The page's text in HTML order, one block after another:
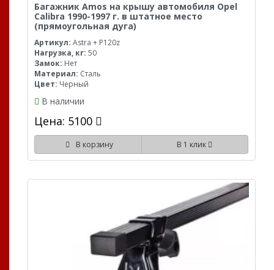
Багажник Amos на крышу автомобиля Opel
Calibra 1990-1997 г. в штатное место
(прямоугольная дуга)
Артикул: Astra + P120z
Нагрузка, кг: 50
Замок: Нет
Материал: Сталь
Цвет: Черный
В наличии
Цена: 5100
В корзину В 1 клик